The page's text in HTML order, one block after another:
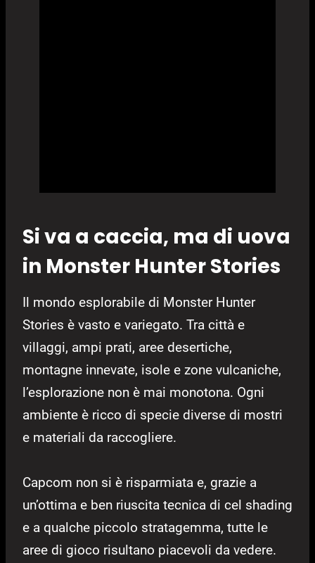
Si va a caccia, ma di uova
in Monster Hunter Stories
Il mondo esplorabile di Monster Hunter
Stories è vasto e variegato. Tra città e
villaggi, ampi prati, aree desertiche,
montagne innevate, isole e zone vulcaniche,
l’esplorazione non è mai monotona. Ogni
ambiente è ricco di specie diverse di mostri
e materiali da raccogliere.
Capcom non si è risparmiata e, grazie a
un’ottima e ben riuscita tecnica di cel shading
e a qualche piccolo stratagemma, tutte le
aree di gioco risultano piacevoli da vedere.